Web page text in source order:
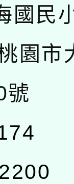
國民
園市
號